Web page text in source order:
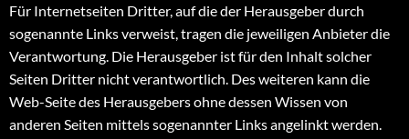
Für Internetseiten Dritter, auf die der Herausgeber durch
sogenannte Links verweist, tragen die jeweiligen Anbieter die
Verantwortung. Die Herausgeber ist für den Inhalt solcher
Seiten Dritter nicht verantwortlich. Des weiteren kann die
Web-Seite des Herausgebers ohne dessen Wissen von
anderen Seiten mittels sogenannter Links angelinkt werden.